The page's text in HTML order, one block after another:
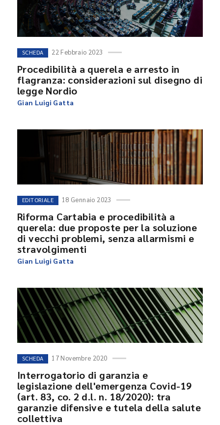
SCHEDA 22 Febbraio 2023
Procedibilità a querela e arresto in
flagranza: considerazioni sul disegno di
legge Nordio
Gian Luigi Gatta
EDITORIALE 18 Gennaio 2023
Riforma Cartabia e procedibilità a
querela: due proposte per la soluzione
di vecchi problemi, senza allarmismi e
stravolgimenti
Gian Luigi Gatta
SCHEDA 17 Novembre 2020
Interrogatorio di garanzia e
legislazione dell'emergenza Covid-19
(art. 83, co. 2 d.l. n. 18/2020): tra
garanzie difensive e tutela della salute
collettiva